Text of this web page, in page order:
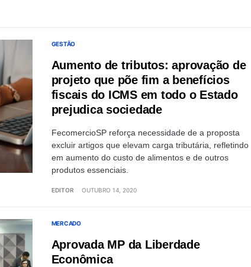
GESTÃO
Aumento de tributos: aprovação de
projeto que põe fim a benefícios
fiscais do ICMS em todo o Estado
prejudica sociedade
FecomercioSP reforça necessidade de a proposta
excluir artigos que elevam carga tributária, refletindo
em aumento do custo de alimentos e de outros
produtos essenciais.
EDITOR OUTUBRO 14, 2020
MERCADO
Aprovada MP da Liberdade
Econômica